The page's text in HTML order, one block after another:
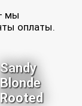
мы
оплаты.
Sandy
Blonde
Rooted